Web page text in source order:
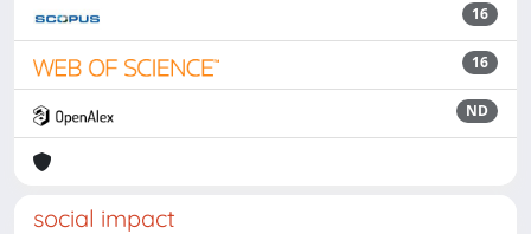
16
16
ND
social impact